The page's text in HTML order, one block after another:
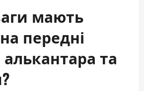
мають
передні
алькантара та